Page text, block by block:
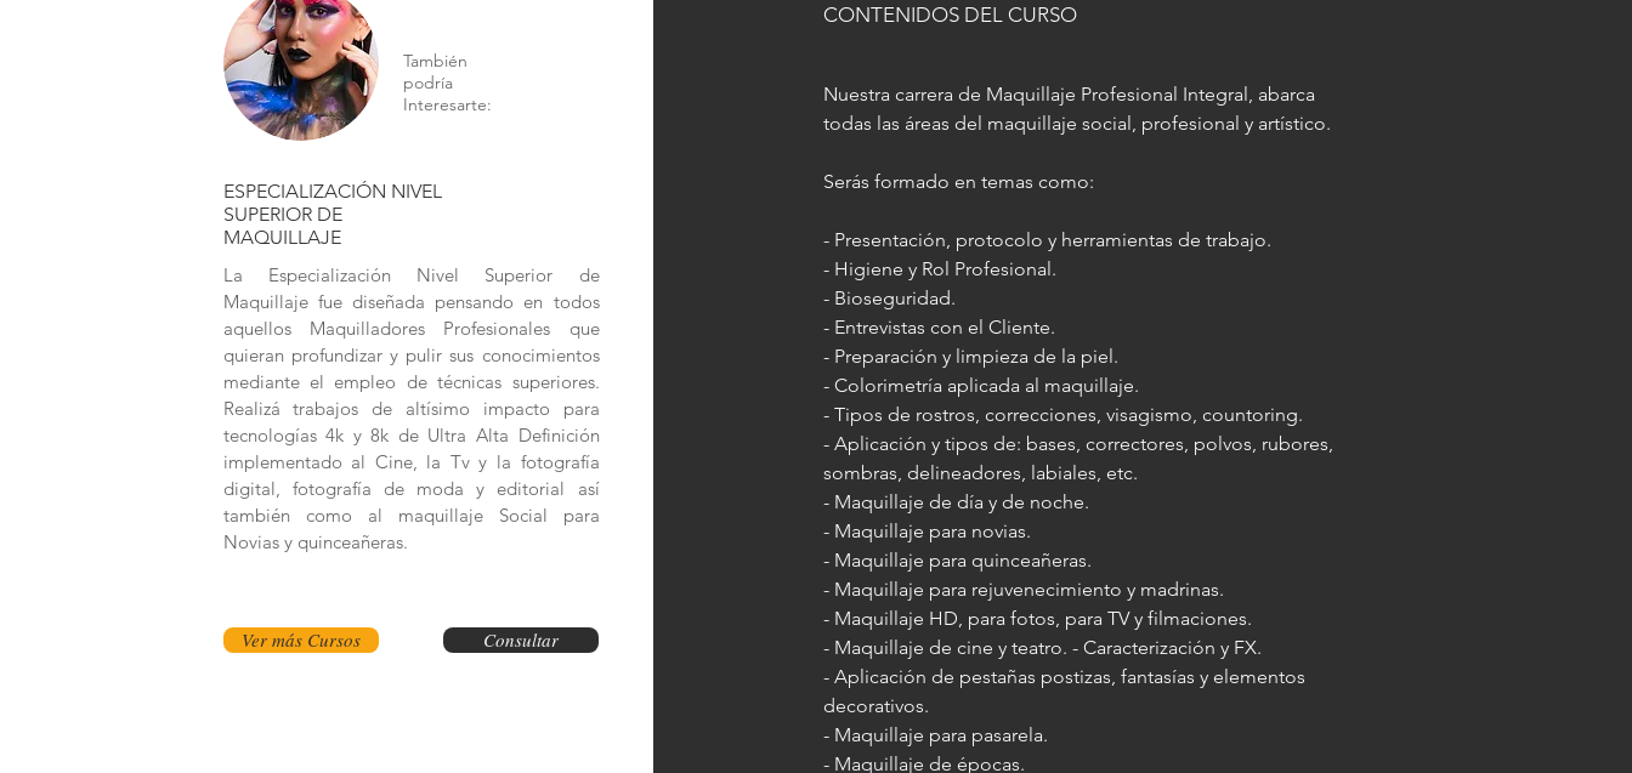
También
podría
Interesarte:
ESPECIALIZACIÓN NIVEL
SUPERIOR DE
MAQUILLAJE
La Especialización Nivel Superior de
Maquillaje fue diseñada pensando en todos
aquellos Maquilladores Profesionales que
quieran profundizar y pulir sus conocimientos
mediante el empleo de técnicas superiores.
Realizá trabajos de altísimo impacto para
tecnologías 4k y 8k de Ultra Alta Definición
implementado al Cine, la Tv y la fotografía
digital, fotografía de moda y editorial así
también como al maquillaje Social para
Novias y quinceañeras.
Ver más Cursos Consultar
CONTENIDOS DEL CURSO
Nuestra carrera de Maquillaje Profesional Integral, abarca
todas las áreas del maquillaje social, profesional y artístico.
Serás formado en temas como:
​- Presentación, protocolo y herramientas de trabajo.
- Higiene y Rol Profesional.
- Bioseguridad.
- Entrevistas con el Cliente.
- Preparación y limpieza de la piel.
- Colorimetría aplicada al maquillaje.
- Tipos de rostros, correcciones, visagismo, countoring.
- Aplicación y tipos de: bases, correctores, polvos, rubores,
sombras, delineadores, labiales, etc.
- Maquillaje de día y de noche.
- Maquillaje para novias.
- Maquillaje para quinceañeras.
- Maquillaje para rejuvenecimiento y madrinas.
- Maquillaje HD, para fotos, para TV y filmaciones.
- Maquillaje de cine y teatro. - Caracterización y FX.
- Aplicación de pestañas postizas, fantasías y elementos
decorativos.
- Maquillaje para pasarela.
- Maquillaje de épocas.